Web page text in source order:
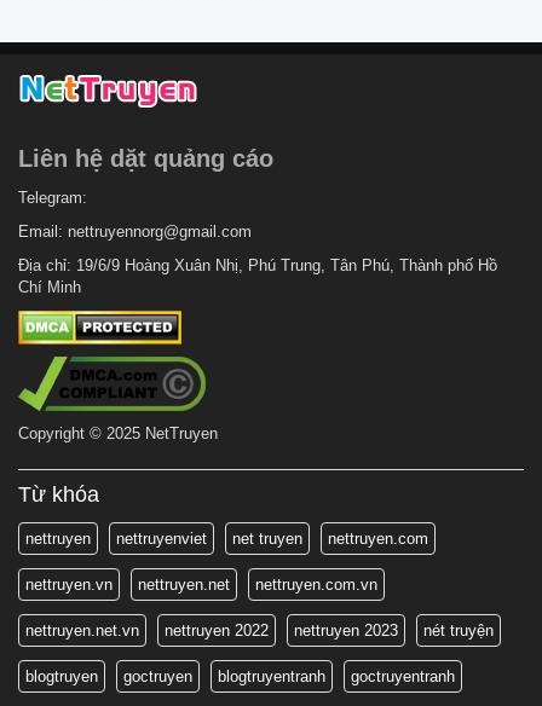
Liên hệ dặt quảng cáo
Telegram:
Email: nettruyennorg@gmail.com
Địa chỉ: 19/6/9 Hoàng Xuân Nhị, Phú Trung, Tân Phú, Thành phố Hồ
Chí Minh
Copyright © 2025 NetTruyen
Từ khóa
nettruyen nettruyenviet net truyen nettruyen.com
nettruyen.vn nettruyen.net nettruyen.com.vn
nettruyen.net.vn nettruyen 2022 nettruyen 2023 nét truyện
blogtruyen goctruyen blogtruyentranh goctruyentranh